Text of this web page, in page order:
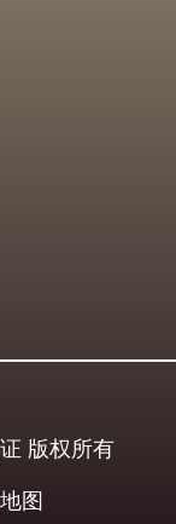
版权所有
图